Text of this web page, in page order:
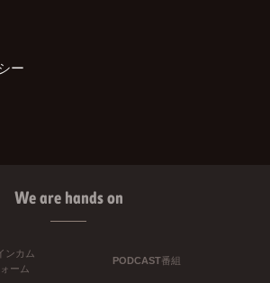
ー
We are hands on
ンカム
ーム
PODCAST番組